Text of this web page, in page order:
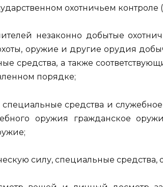
охотничьем контроле
незаконно добытые
оружие и другие орудия
средства, а также
порядке;
специальные средства и
оружия гражданское
силу, специальные средства,